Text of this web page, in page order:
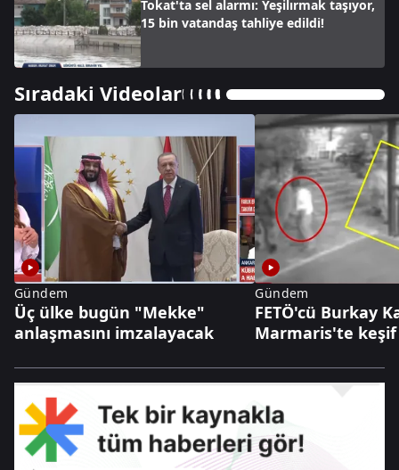
Tokat'ta sel alarmı: Yeşilırmak taşıyor,
15 bin vatandaş tahliye edildi!
Sıradaki Videolar
Gündem
Üç ülke bugün "Mekke"
anlaşmasını imzalayacak
Gündem
FETÖ'cü Burkay
Marmaris'te keşif